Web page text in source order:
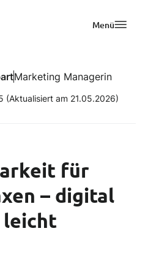
Menü
Marketing Managerin
(Aktualisiert am 21.05.2026)
für
– digital
leicht